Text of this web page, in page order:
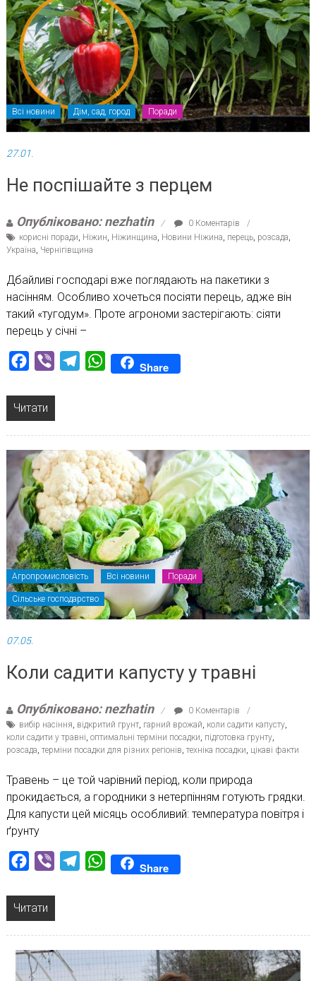
Всі новини Дім, сад, город Поради
27.01.
Не поспішайте з перцем
Опубліковано: nezhatin
0 Коментарів
корисні поради Ніжин Ніжинщина Новини Ніжина перець, розсада
Україна Чернігівщина
Дбайливі господарі вже поглядають на пакетики з
насінням. Особливо хочеться посіяти перець, адже він
такий «тугодум». Проте агрономи застерігають: сіяти
перець у січні –
Facebook
Viber TelegramWhatsAppShare
Читати
Агропромисловість Всі новини Поради
Сільське господарство
07.05.
Коли садити капусту у травні
Опубліковано: nezhatin
0 Коментарів
вибір насіння, відкритий грунт, гарний врожай, коли садити капусту,
коли садити у травні, оптимальні терміни посадки, підготовка грунту,
розсада, терміни посадки для різних регіонів, техніка посадки, цікаві факти
Травень – це той чарівний період, коли природа
прокидається, а городники з нетерпінням готують грядки.
Для капусти цей місяць особливий: температура повітря і
ґрунту
Facebook
Viber TelegramWhatsAppShare
Читати